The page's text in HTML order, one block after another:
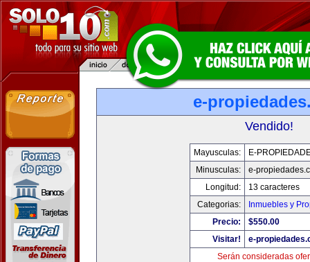
e-
Vendido!
Mayusculas:
E-
Minusculas:
e-
Longitud:
13 caracteres
Categorias:
Inmuebles y
Precio:
$550.00
Visitar!
e-
Serán consideradas